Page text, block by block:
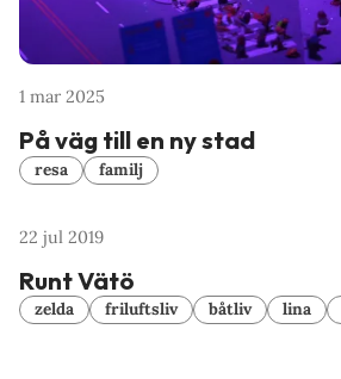
1 mar 2025
På väg till en ny stad
resa familj
22 jul 2019
Runt Vätö
zelda friluftsliv båtliv lina